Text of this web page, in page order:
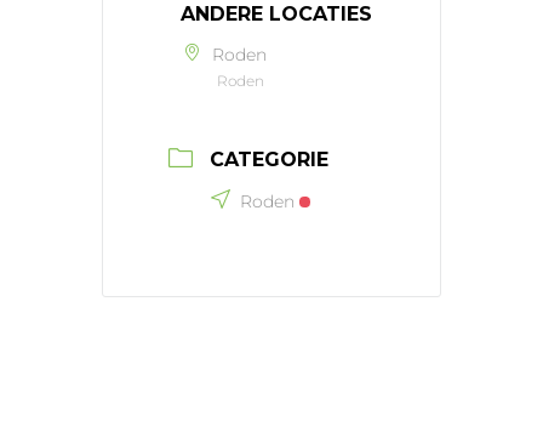
ANDERE LOCATIES
Roden
Roden
CATEGORIE
Roden